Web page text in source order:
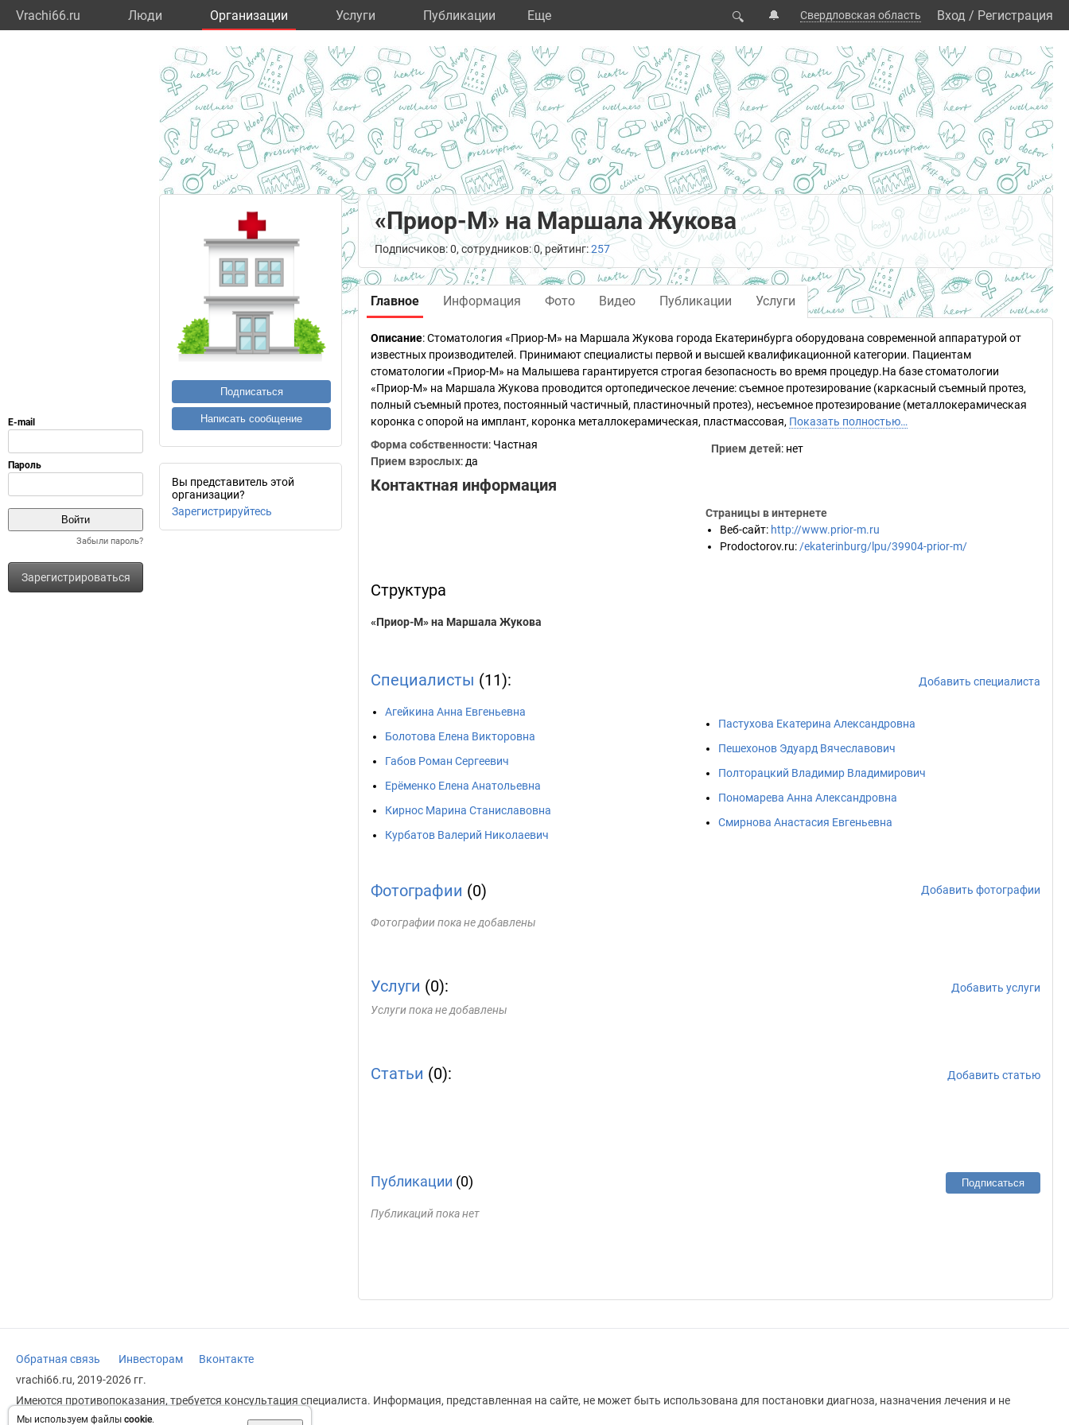
Vrachi66.ru Люди Организации Услуги Публикации Eще 🔍 🔔 Свердловская область Вход / Регистрация
Забыли пароль?
Зарегистрироваться
Мы используем файлы cookie.
Подписаться
Написать сообщение
Вы представитель этой
организации?
Зарегистрируйтесь
«Приор-М» на Маршала Жукова
Подписчиков: 0, сотрудников: 0, рейтинг:257
Главное Информация Фото Видео Публикации Услуги
Описание: Стоматология «Приор-М» на Маршала Жукова города Екатеринбурга оборудована современной аппаратурой от
известных производителей. Принимают специалисты первой и высшей квалификационной категории. Пациентам
стоматологии «Приор-М» на Малышева гарантируется строгая безопасность во время процедур.На базе стоматологии
«Приор-М» на Маршала Жукова проводится ортопедическое лечение: съемное протезирование (каркасный съемный протез,
полный съемный протез, постоянный частичный, пластиночный протез), несъемное протезирование (металлокерамическая
коронка с опорой на имплант, коронка металлокерамическая, пластмассовая, Показать полностью…
Форма собственности: Частная
Прием взрослых: да
Прием детей: нет
Контактная информация
Страницы в интернете
Веб-сайт: http://www.prior-m.ru
Prodoctorov.ru: /ekaterinburg/lpu/39904-prior-m/
Структура
«Приор-М» на Маршала Жукова
Специалисты (11): Добавить специалиста
Агейкина Анна Евгеньевна
Болотова Елена Викторовна
Габов Роман Сергеевич
Ерёменко Елена Анатольевна
Кирнос Марина Станиславовна
Курбатов Валерий Николаевич
Пастухова Екатерина Александровна
Пешехонов Эдуард Вячеславович
Полторацкий Владимир Владимирович
Пономарева Анна Александровна
Смирнова Анастасия Евгеньевна
Фотографии (0) Добавить фотографии
Фотографии пока не добавлены
Услуги (0):
Добавить услуги
Услуги пока не добавлены
Статьи (0): Добавить статью
Публикации (0) Подписаться
Публикаций пока нет
Обратная связь Инвесторам
Вконтакте
vrachi66.ru, 2019-2026 гг.
Имеются противопоказания, требуется консультация специалиста. Информация, представленная на сайте, не может быть использована для постановки диагноза, назначения лечения и не
заменяет прием врача.